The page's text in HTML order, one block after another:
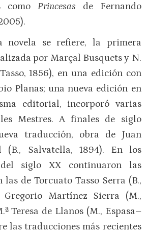
como Princesas de Fernando
se refiere, la primera
por Marçal Busquets y N.
1856), en una edición con
Planas; una nueva edición en
editorial, incorporó varias
Mestres. A finales de siglo
traducción, obra de Juan
(B., Salvatella, 1894). En los
siglo XX continuaron las
las de Torcuato Tasso Serra (B.,
Gregorio Martínez Sierra (M.,
Teresa de Llanos (M., Espasa–
las traducciones más recientes